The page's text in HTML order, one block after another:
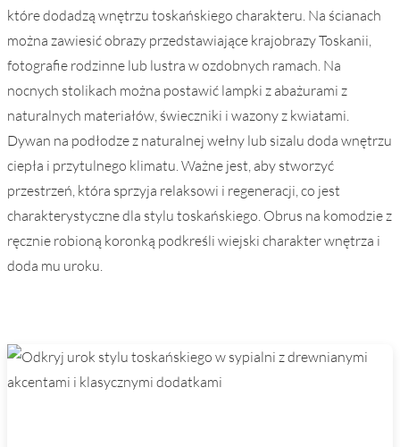
które dodadzą wnętrzu toskańskiego charakteru. Na ścianach
można zawiesić obrazy przedstawiające krajobrazy Toskanii,
fotografie rodzinne lub lustra w ozdobnych ramach. Na
nocnych stolikach można postawić lampki z abażurami z
naturalnych materiałów, świeczniki i wazony z kwiatami.
Dywan na podłodze z naturalnej wełny lub sizalu doda wnętrzu
ciepła i przytulnego klimatu. Ważne jest, aby stworzyć
przestrzeń, która sprzyja relaksowi i regeneracji, co jest
charakterystyczne dla stylu toskańskiego. Obrus na komodzie z
ręcznie robioną koronką podkreśli wiejski charakter wnętrza i
doda mu uroku.